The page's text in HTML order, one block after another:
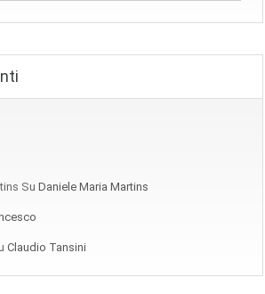
Su Daniele Maria Martins
Claudio Tansini